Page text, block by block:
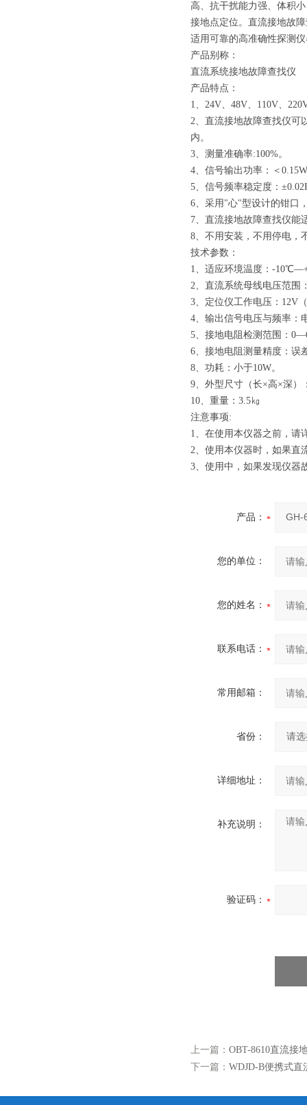
高、抗干扰能力强、体积
接地点定位。直流接地故
适用可靠的高准确性探测
产品别称：
直流系统接地故障查找仪
产品特点：
1、24V、48V、110V、
2、直流接地故障查找仪可
内。
3、测量准确率:100%。
4、信号输出功率：＜
5、信号频率稳定度：
6、采用"心"型设计的钳口
7、直流接地故障查找仪能
8、不用安装，不用停电，
技术参数：
1、适应环境温度：-
2、直流系统母线电压范围
3、定位仪工作电压：12V
4、输出信号电压与频率：
5、接地电阻检测范围：
6、接地电阻测量精度：误
8、功耗：小于10W。
9、外型尺寸（长×高×深）
10、重量：3.5㎏
注意事项:
1、在使用本仪器之前，请
2、使用本仪器时，如果直
3、使用中，如果发现仪器
产品：
您的单位：
您的姓名：
联系电话：
常用邮箱：
省份：
详细地址：
补充说明：
验证码：
上一篇： OBT-8610直流接
下一篇： WDJD-B便携式直